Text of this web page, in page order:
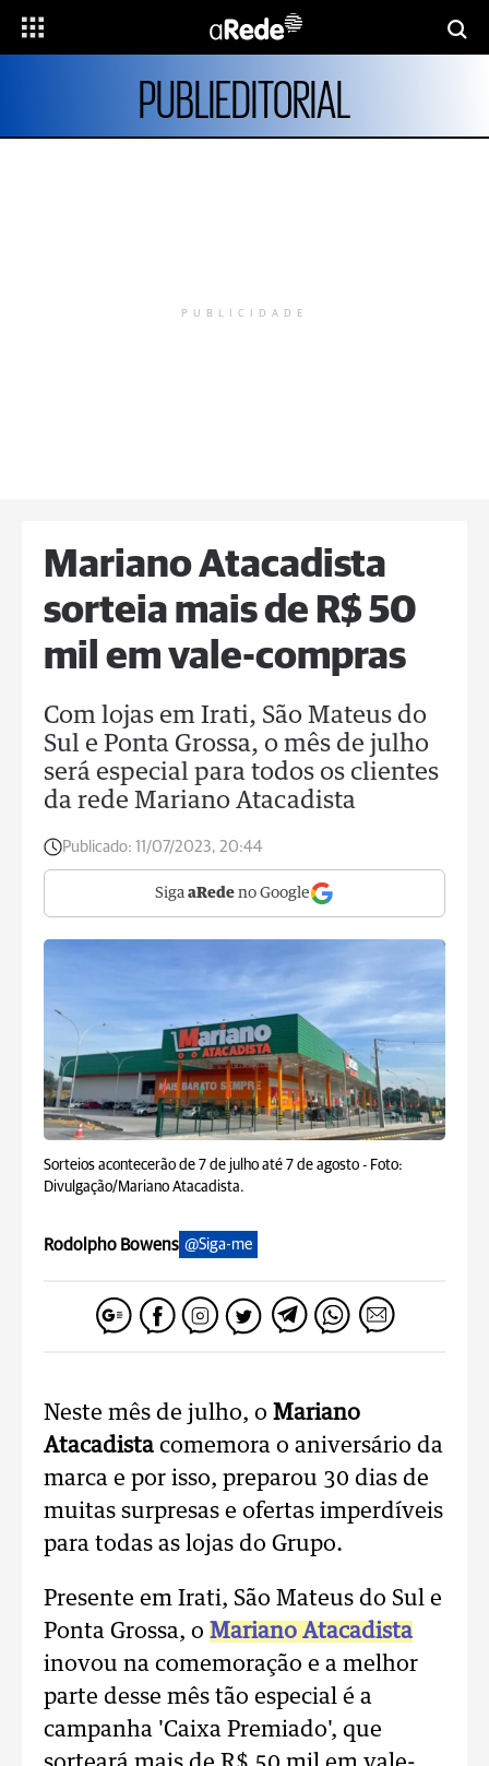
PUBLIEDITORIAL
PUBLICIDADE
Mariano Atacadista
sorteia mais de R$ 50
mil em vale-compras
Com lojas em Irati, São Mateus do
Sul e Ponta Grossa, o mês de julho
será especial para todos os clientes
da rede Mariano Atacadista
Publicado: 11/07/2023, 20:44
Siga aRede no Google
Sorteios acontecerão de 7 de julho até 7 de agosto - Foto:
Divulgação/Mariano Atacadista.
Rodolpho Bowens @Siga-me
Neste mês de julho, o Mariano
Atacadistacomemora o aniversário da
marca e por isso, preparou 30 dias de
muitas surpresas e ofertas imperdíveis
para todas as lojas do Grupo.
Presente em Irati, São Mateus do Sul e
Ponta Grossa, o Mariano Atacadista
inovou na comemoração e a melhor
parte desse mês tão especial é a
campanha 'Caixa Premiado', que